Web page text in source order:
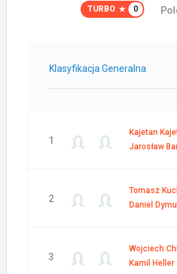
TURBO 0
Klasyfikacja Generalna
1
Kajetan
Jarosław
2
Tomasz
Daniel
3
Wojciech
Kamil Heller